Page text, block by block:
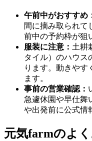
午前中がおすすめ
間に摘み取られて
前中の予約枠が狙
服装に注意： 土耕
タイル）のハウス
ります。動きやす
ます。
事前の営業確認：
急遽休園や早仕舞
や出発前に公式情
元気farmのよ